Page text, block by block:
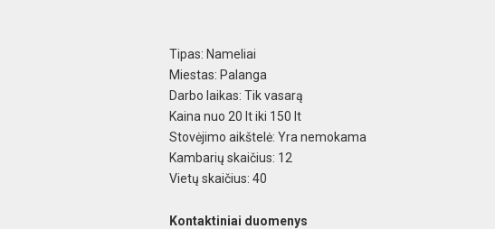
Tipas: Nameliai
Miestas: Palanga
Darbo laikas: Tik vasarą
Kaina nuo 20 lt iki 150 lt
Stovėjimo aikštelė: Yra nemokama
Kambarių skaičius: 12
Vietų skaičius: 40
Kontaktiniai duomenys